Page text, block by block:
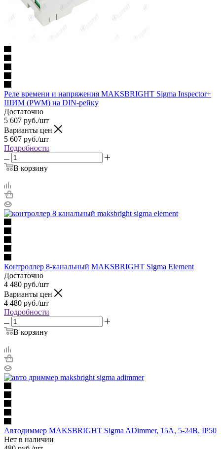
Реле времени и напряжения MAKSBRIGHT Sigma Inspector+
ШИМ (PWM) на DIN-рейку
Достаточно
5 607 руб./шт
Варианты цен
5 607 руб./шт
Подробности
В корзину
Контроллер 8-канальный MAKSBRIGHT Sigma Element
Достаточно
4 480 руб./шт
Варианты цен
4 480 руб./шт
Подробности
В корзину
Автодиммер MAKSBRIGHT Sigma ADimmer, 15А, 5-24В, IP50
Нет в наличии